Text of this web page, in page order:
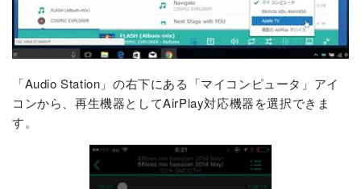
「Audio Station」の右下にある「マイコンピュータ」アイ
コンから、再生機器としてAirPlay対応機器を選択できま
す。